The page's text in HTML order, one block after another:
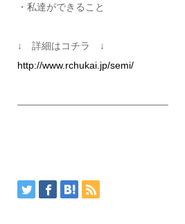
・私達ができること
↓ 詳細はコチラ ↓
http://www.rchukai.jp/semi/
———————————————–